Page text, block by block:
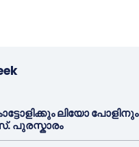
ലിയോ പോളിനും
പുരസ്കാരം